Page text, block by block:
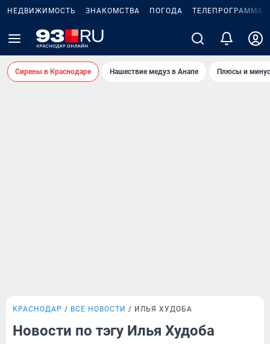
НЕДВИЖИМОСТЬ ЗНАКОМСТВА ПОГОДА ТЕЛЕПРОГРАММА
Сирены в Краснодаре Нашествие медуз в Анапе Плюсы и
КРАСНОДАР ВСЕ НОВОСТИ ИЛЬЯ ХУДОБА
Новости по тэгу Илья Худоба